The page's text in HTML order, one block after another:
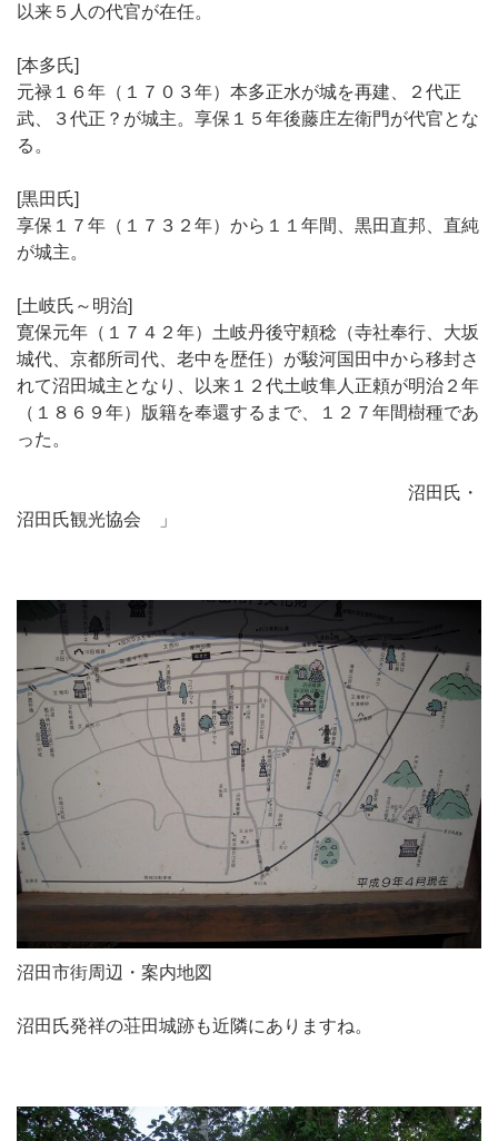
以来５人の代官が在任。
[本多氏]
元禄１６年（１７０３年）本多正水が城を再建、２代正
武、３代正？が城主。享保１５年後藤庄左衛門が代官とな
る。
[黒田氏]
享保１７年（１７３２年）から１１年間、黒田直邦、直純
が城主。
[土岐氏～明治]
寛保元年（１７４２年）土岐丹後守頼稔（寺社奉行、大坂
城代、京都所司代、老中を歴任）が駿河国田中から移封さ
れて沼田城主となり、以来１２代土岐隼人正頼が明治２年
（１８６９年）版籍を奉還するまで、１２７年間樹種であ
った。
沼田氏・
沼田氏観光協会 」
沼田市街周辺・案内地図
沼田氏発祥の荘田城跡も近隣にありますね。